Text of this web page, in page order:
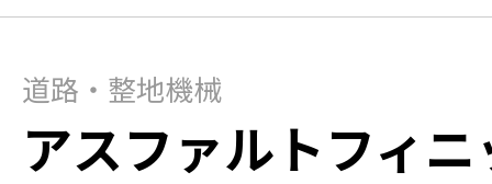
道路・整地機械
アスファルトフィ